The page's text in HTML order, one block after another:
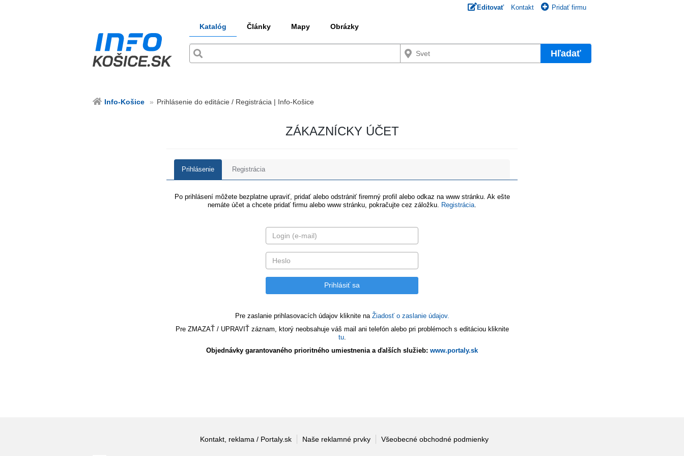
Editovať Kontakt Pridať firmu
Katalóg Články Mapy Obrázky
Hľadať
Info-Košice Prihlásenie do editácie / Registrácia | Info-Košice
ZÁKAZNÍCKY ÚČET
Prihlásenie Registrácia
Po prihlásení môžete bezplatne upraviť, pridať alebo odstrániť firemný profil alebo odkaz na www stránku. Ak ešte
nemáte účet a chcete pridať firmu alebo www stránku, pokračujte cez záložku.
Registrácia
Pre zaslanie prihlasovacích údajov kliknite na Žiadosť o zaslanie údajov.
Pre ZMAZAŤ / UPRAVIŤ záznam, ktorý neobsahuje váš mail ani telefón alebo pri problémoch s editáciou kliknite
tu.
Objednávky garantovaného prioritného umiestnenia a ďalších služieb: www.portaly.sk
Kontakt, reklama / Portaly.sk Naše reklamné prvky Všeobecné obchodné podmienky